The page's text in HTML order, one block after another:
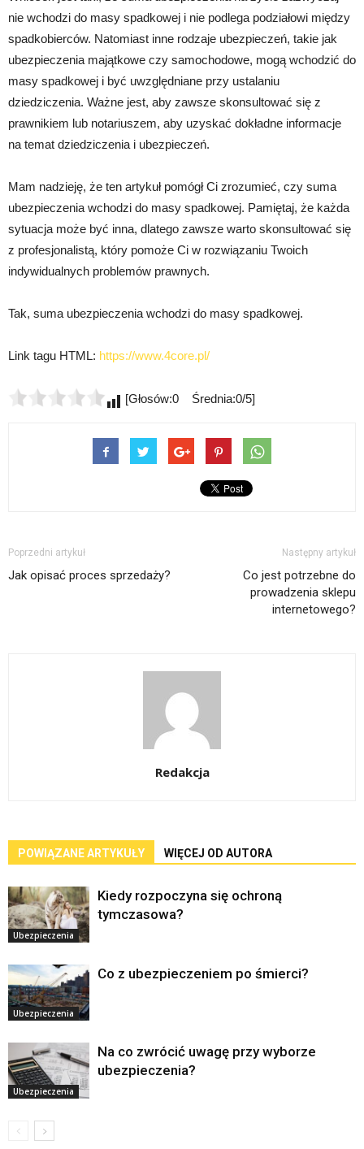
nie wchodzi do masy spadkowej i nie podlega podziałowi między
spadkobierców. Natomiast inne rodzaje ubezpieczeń, takie jak
ubezpieczenia majątkowe czy samochodowe, mogą wchodzić do
masy spadkowej i być uwzględniane przy ustalaniu
dziedziczenia. Ważne jest, aby zawsze skonsultować się z
prawnikiem lub notariuszem, aby uzyskać dokładne informacje
na temat dziedziczenia i ubezpieczeń.
Mam nadzieję, że ten artykuł pomógł Ci zrozumieć, czy suma
ubezpieczenia wchodzi do masy spadkowej. Pamiętaj, że każda
sytuacja może być inna, dlatego zawsze warto skonsultować się
z profesjonalistą, który pomoże Ci w rozwiązaniu Twoich
indywidualnych problemów prawnych.
Tak, suma ubezpieczenia wchodzi do masy spadkowej.
Link tagu HTML: https://www.4core.pl/
[Głosów:0 Średnia:0/5]
Poprzedni artykuł
Jak opisać proces sprzedaży?
Następny artykuł
Co jest potrzebne do
prowadzenia sklepu
internetowego?
Redakcja
POWIĄZANE ARTYKUŁY WIĘCEJ OD AUTORA
Ubezpieczenia
Kiedy rozpoczyna się ochroną
tymczasowa?
Ubezpieczenia
Co z ubezpieczeniem po śmierci?
Ubezpieczenia
Na co zwrócić uwagę przy wyborze
ubezpieczenia?